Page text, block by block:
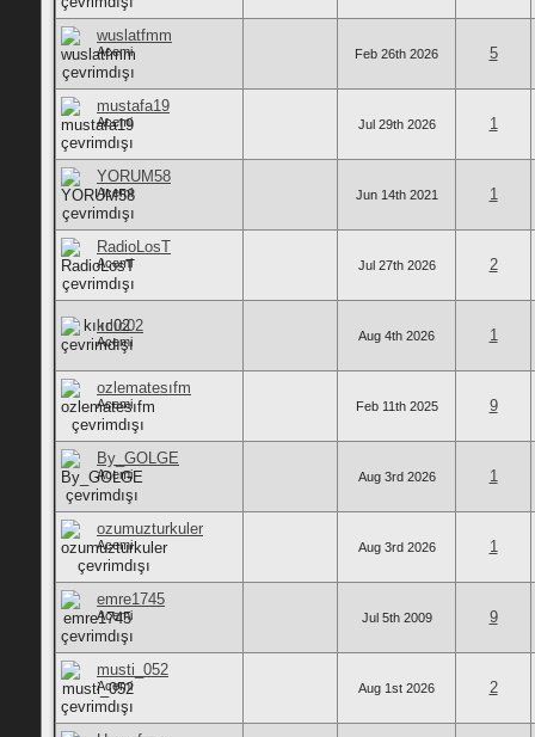
wuslatfmm
Acemi Feb 26th 2026 5
mustafa19
Acemi Jul 29th 2026 1
YORUM58
Acemi Jun 14th 2021 1
RadioLosT
Acemi Jul 27th 2026 2
kılıc02
Acemi Aug 4th 2026 1
ozlematesıfm
Acemi Feb 11th 2025 9
By_GOLGE
Acemi Aug 3rd 2026 1
ozumuzturkuler
Acemi Aug 3rd 2026 1
emre1745
Acemi Jul 5th 2009 9
musti_052
Acemi Aug 1st 2026 2